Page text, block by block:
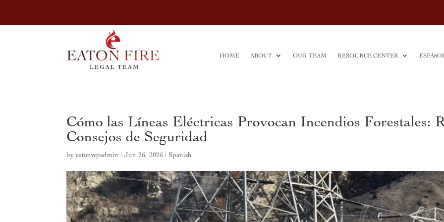
HOME ABOUT OUR TEAM RESOURCE CENTER
Cómo las Líneas Eléctricas Provocan Incendios Forestales:
Consejos de Seguridad
byeatonwpadmin |Jun 26, 2026 |Spanish